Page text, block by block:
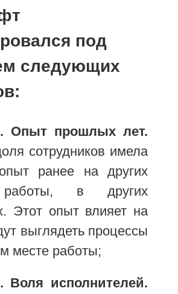
под
следующих
Опыт прошлых лет.
сотрудников имела
ранее на других
в других
Этот опыт влияет на
выглядеть процессы
месте работы;
Воля исполнителей.